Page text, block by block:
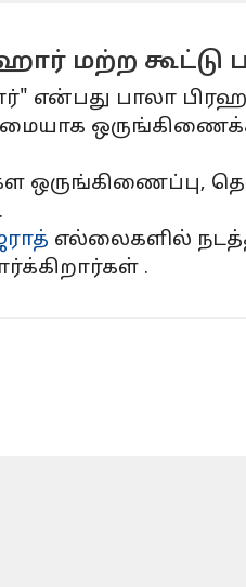
மற்ற
என்பது பாலா
ஒருங்கிணைப்பு,
எல்லைகளில்
.